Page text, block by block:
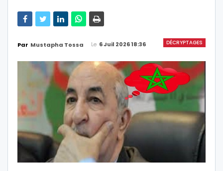
DÉCRYPTAGES
Par Mustapha Tossa Le 6 Juil 2026 18:36